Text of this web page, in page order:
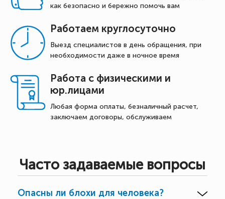
как безопасно и бережно помочь вам
Работаем круглосуточно
Выезд специалистов в день обращения, при
необходимости даже в ночное время
Работа с физическими и
юр.лицами
Любая форма оплаты, безналичный расчет,
заключаем договоры, обслуживаем
Часто задаваемые вопросы
Опасны ли блохи для человека?